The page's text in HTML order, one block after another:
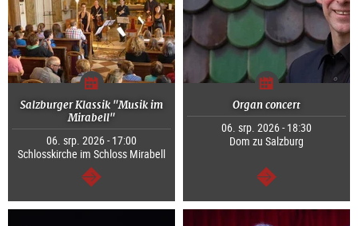
Salzburger Klassik "Musik im
Mirabell"
06. srp. 2026 - 17:00
Schlosskirche im Schloss Mirabell
continue
Organ concert
06. srp. 2026 - 18:30
Dom zu Salzburg
continue